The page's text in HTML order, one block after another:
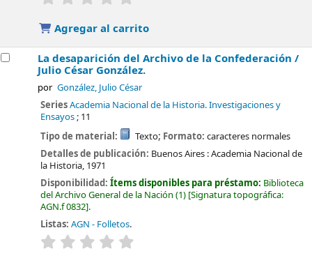
Agregar al carrito
La desaparición del Archivo de la Confederación /
Julio César González.
por González, Julio César
SeriesAcademia Nacional de la Historia. Investigaciones y
Ensayos; 11
Tipo de material:
Texto; Formato: caracteres normales
Detalles de publicación: Buenos Aires :Academia Nacional de
la Historia, 1971
Disponibilidad:Ítems disponibles para préstamo: Biblioteca
del Archivo General de la Nación (1) Signatura topográfica:
AGN.f 0832 .
Listas: AGN - Folletos.
valoración